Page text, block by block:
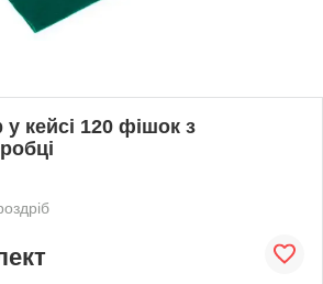
кейсі 120 фішок з